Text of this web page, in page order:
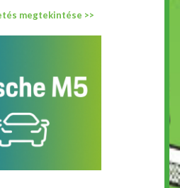
megtekintése >>